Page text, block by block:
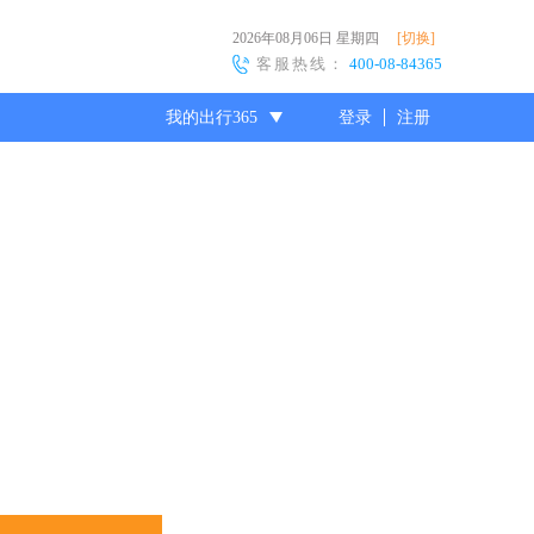
2026年08月06日 星期四 [切换]
客服热线： 400-08-84365
我的出行365 登录 注册